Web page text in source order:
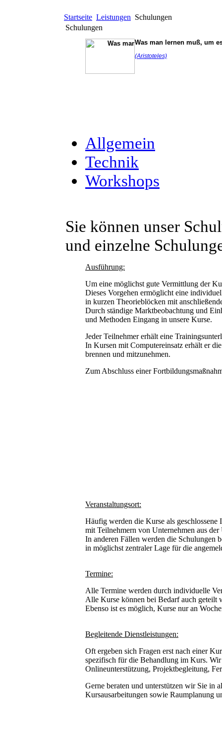
Startseite Leistungen Schulungen
Schulungen
Was man lernen muß, um
(Aristoteles)
Allgemein
Technik
Workshops
Sie können unser
und einzelne
Ausführung:
Um eine möglichst gute Vermittlung der
Dieses Vorgehen ermöglicht eine
in kurzen Theorieblöcken mit
Durch ständige Marktbeobachtung und
und Methoden Eingang in unsere Kurse.
Jeder Teilnehmer erhält eine
In Kursen mit Computereinsatz erhält er
brennen und mitzunehmen.
Zum Abschluss einer
Veranstaltungsort:
Häufig werden die Kurse als
mit Teilnehmern von Unternehmen aus
In anderen Fällen werden die Schulungen
in möglichst zentraler Lage für die
Termine:
Alle Termine werden durch individuelle
Alle Kurse können bei Bedarf auch geteilt
Ebenso ist es möglich, Kurse nur an
Begleitende Dienstleistungen:
Oft ergeben sich Fragen erst nach einer
spezifisch für die Behandlung im Kurs.
Onlineunterstützung, Projektbegleitung,
Gerne beraten und unterstützen wir Sie in
Kursausarbeitungen sowie Raumplanung